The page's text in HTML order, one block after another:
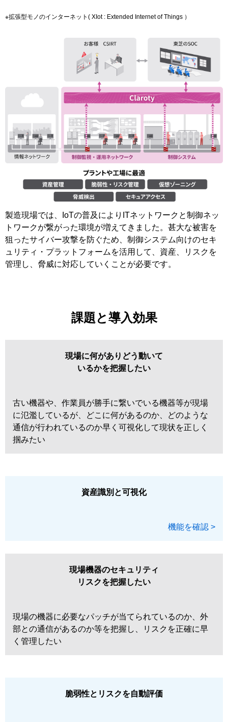
※拡張型モノのインターネット( XIot : Extended Internet of Things ）
製造現場では、IoTの普及によりITネットワークと制御ネッ
トワークが繋がった環境が増えてきました。甚大な被害を
狙ったサイバー攻撃を防ぐため、制御システム向けのセキ
ュリティ・プラットフォームを活用して、資産、リスクを
管理し、脅威に対応していくことが必要です。
課題と導入効果
現場に何がありどう動いて
いるかを把握したい
古い機器や、作業員が勝手に繋いでいる機器等が現場
に氾濫しているが、どこに何があるのか、どのような
通信が行われているのか早く可視化して現状を正しく
掴みたい
資産識別と可視化
機能を確認 >
現場機器のセキュリティ
リスクを把握したい
現場の機器に必要なパッチが当てられているのか、外
部との通信があるのか等を把握し、リスクを正確に早
く管理したい
脆弱性とリスクを自動評価